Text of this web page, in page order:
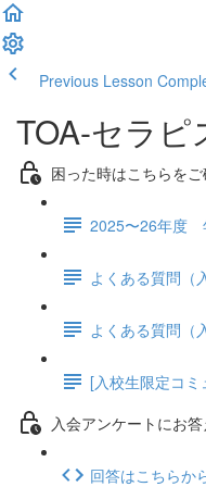
Previous Lesson
TOA-セラ
困った時はこちらを
2025〜26年度
よくある質問（
よくある質問（
[入校生限定コ
入会アンケートにお
回答はこちらか